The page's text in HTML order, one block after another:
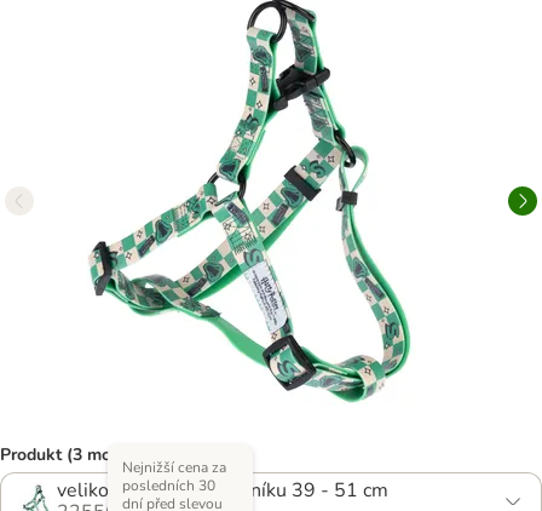
Produkt (3 možností)
velikost S: obvod hrudníku 39 - 51 cm
Nejnižší cena za
posledních 30
dní před slevou